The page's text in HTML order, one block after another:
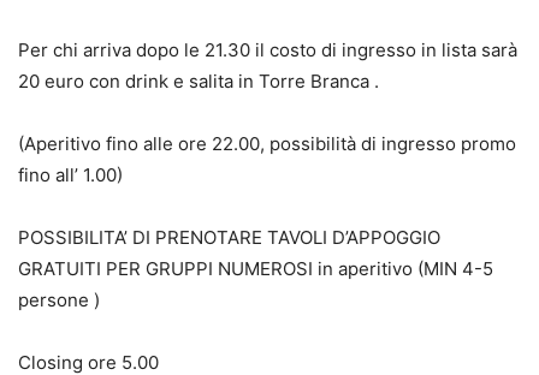
Per chi arriva dopo le 21.30 il costo di ingresso in lista sarà
20 euro con drink e salita in Torre Branca .
(Aperitivo fino alle ore 22.00, possibilità di ingresso promo
fino all’ 1.00)
POSSIBILITA’ DI PRENOTARE TAVOLI D’APPOGGIO
GRATUITI PER GRUPPI NUMEROSI in aperitivo (MIN 4-5
persone )
Closing ore 5.00